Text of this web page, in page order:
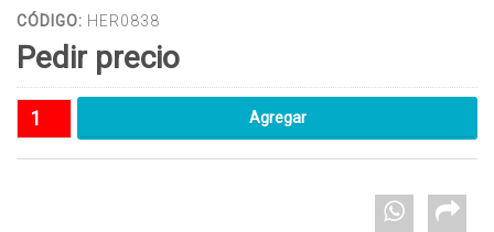
CÓDIGO: HER0838
Pedir precio